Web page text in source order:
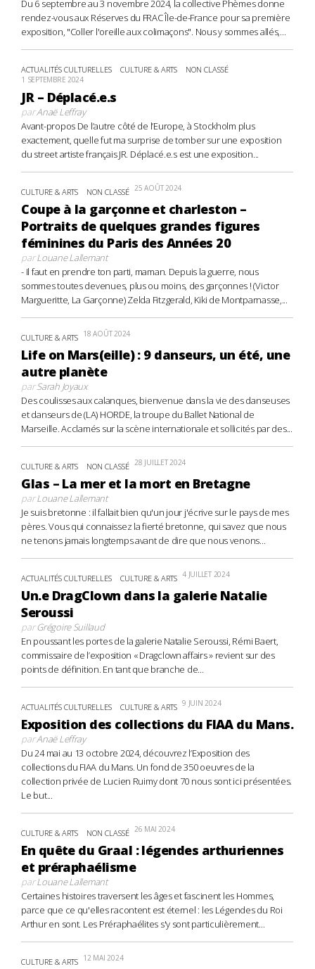
Du 6 septembre au 3 novembre 2024, la collective Phèmes donne
rendez-vous aux Réserves du FRAC Île-de-France pour sa première
exposition, "Coller l'oreille aux colimaçons". Nous y sommes allés,...
ACTUALITÉS CULTURELLES CULTURE & ARTS NON CLASSÉ
1 SEPTEMBRE 2024
JR – Déplacé.e.s
parAnaë Leffray
Avant-propos De l’autre côté de l’Europe, à Stockholm plus
exactement, quelle fut ma surprise de tomber sur une exposition
du street artiste français JR. Déplacé.e.s est une exposition...
CULTURE & ARTS NON CLASSÉ 25 AOÛT 2024
Coupe à la garçonne et charleston –
Portraits de quelques grandes figures
féminines du Paris des Années 20
parLouane Lallemant
- Il faut en prendre ton parti, maman. Depuis la guerre, nous
sommes toutes devenues, plus ou moins, des garçonnes ! (Victor
Margueritte, La Garçonne) Zelda Fitzgerald, Kiki de Montparnasse,...
CULTURE & ARTS 18 AOÛT 2024
Life on Mars(eille) : 9 danseurs, un été, une
autre planète
parSarah Joyaux
Des coulisses aux calanques, bienvenue dans la vie des danseuses
et danseurs de (LA) HORDE, la troupe du Ballet National de
Marseille. Acclamés sur la scène internationale et sollicités par des...
CULTURE & ARTS NON CLASSÉ 28 JUILLET 2024
Glas – La mer et la mort en Bretagne
parLouane Lallemant
Je suis bretonne : il fallait bien qu'un jour j'écrive sur le pays de mes
pères. Vous qui connaissez la fierté bretonne, qui savez que nous
ne tenons jamais longtemps avant de dire que nous venons...
ACTUALITÉS CULTURELLES CULTURE & ARTS 4 JUILLET 2024
Un.e DragClown dans la galerie Natalie
Seroussi
parGrégoire Suillaud
En poussant les portes de la galerie Natalie Seroussi, Rémi Baert,
commissaire de l’exposition « Dragclown affairs » revient sur des
points de définition. En tant que branche de...
ACTUALITÉS CULTURELLES CULTURE & ARTS 9 JUIN 2024
Exposition des collections du FIAA du Mans.
parAnaë Leffray
Du 24 mai au 13 octobre 2024, découvrez l’Exposition des
collections du FIAA du Mans. Un fond de 350 oeuvres de la
collection privée de Lucien Ruimy dont 70 nous sont ici présentées.
Le but...
CULTURE & ARTS NON CLASSÉ 26 MAI 2024
En quête du Graal : légendes arthuriennes
et préraphaélisme
parLouane Lallemant
Certaines histoires traversent les âges et fascinent les Hommes,
parce que ce qu'elles racontent est éternel : les Légendes du Roi
Arthur en sont. Les Préraphaélites s'y sont particulièrement...
CULTURE & ARTS 12 MAI 2024